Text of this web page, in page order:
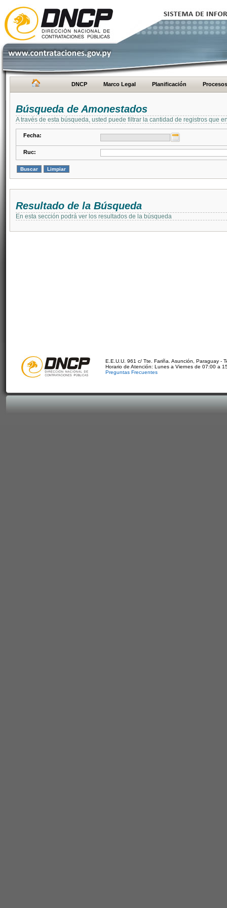
DNCP Marco Legal Planificación Procesos
Búsqueda de Amonestados
A través de esta búsqueda, usted puede filtrar la cantidad de registros que
Fecha:
Ruc:
Resultado de la Búsqueda
En esta sección podrá ver los resultados de la búsqueda
E.E.U.U. 961 c/ Tte. Fariña. Asunción, Paraguay -
Horario de Atención: Lunes a Viernes de 07:00 a
Preguntas Frecuentes